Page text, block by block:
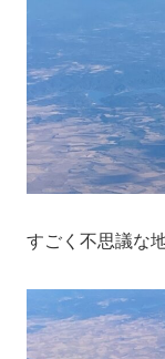
すごく不思議な地